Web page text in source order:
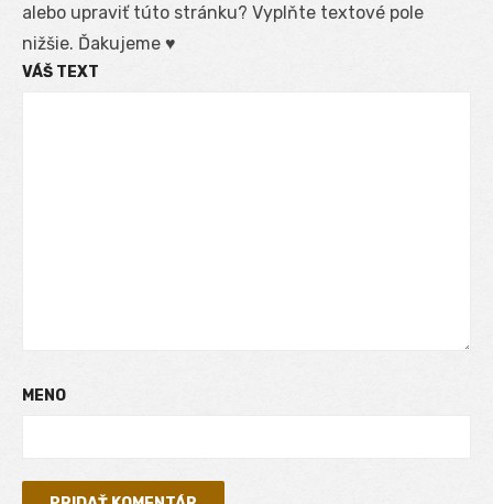
alebo upraviť túto stránku? Vyplňte textové pole
nižšie. Ďakujeme ♥
VÁŠ TEXT
MENO